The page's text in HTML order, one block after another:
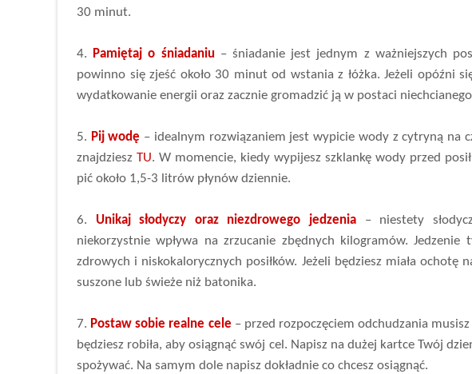
30 minut.
4. Pamiętaj o śniadaniu– śniadanie jest jednym z ważniejszych
powinno się zjeść około 30 minut od wstania z łóżka. Jeżeli opóźni
wydatkowanie energii oraz zacznie gromadzić ją w postaci niechcianego
5. Pij wodę – idealnym rozwiązaniem jest wypicie wody z cytryną na
znajdziesz TU. W momencie, kiedy wypijesz szklankę wody przed
pić około 1,5-3 litrów płynów dziennie.
6. Unikaj słodyczy oraz niezdrowego jedzenia – niestety
niekorzystnie wpływa na zrzucanie zbędnych kilogramów.
zdrowych i niskokalorycznych posiłków. Jeżeli będziesz miała ochotę
suszone lub świeże niż batonika.
7. Postaw sobie realne cele – przed rozpoczęciem odchudzania
będziesz robiła, aby osiągnąć swój cel. Napisz na dużej kartce Twój
spożywać. Na samym dole napisz dokładnie co chcesz osiągnąć.